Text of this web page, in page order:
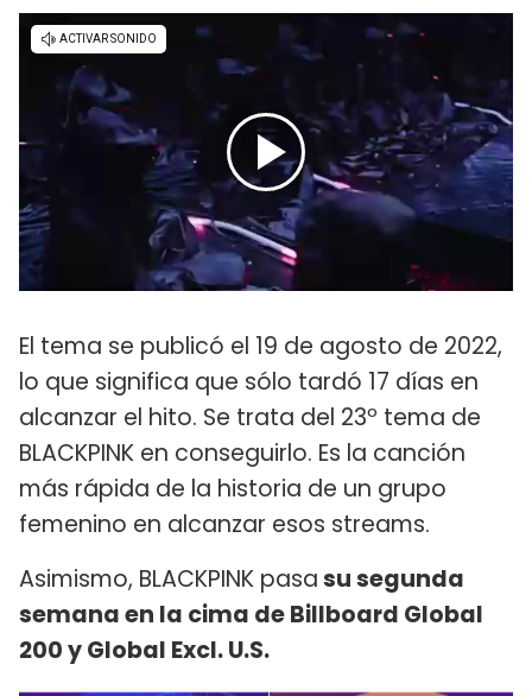
El tema se publicó el 19 de agosto de 2022,
lo que significa que sólo tardó 17 días en
alcanzar el hito. Se trata del 23º tema de
BLACKPINK en conseguirlo. Es la canción
más rápida de la historia de un grupo
femenino en alcanzar esos streams.
Asimismo, BLACKPINK pasasu segunda
semana en la cima de Billboard Global
200 y Global Excl. U.S.